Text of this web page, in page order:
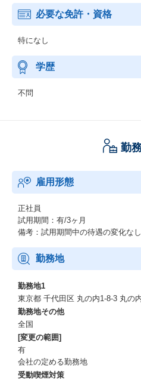
必要な免許・資格
特になし
学歴
不問
勤
雇用形態
正社員
試用期間：有/3ヶ月
備考：試用期間中の待遇の変化なし
勤務地
勤務地1
東京都 千代田区 丸の内1-8-3 丸の
勤務地その他
全国
[変更の範囲]
有
会社の定める勤務地
受動喫煙対策